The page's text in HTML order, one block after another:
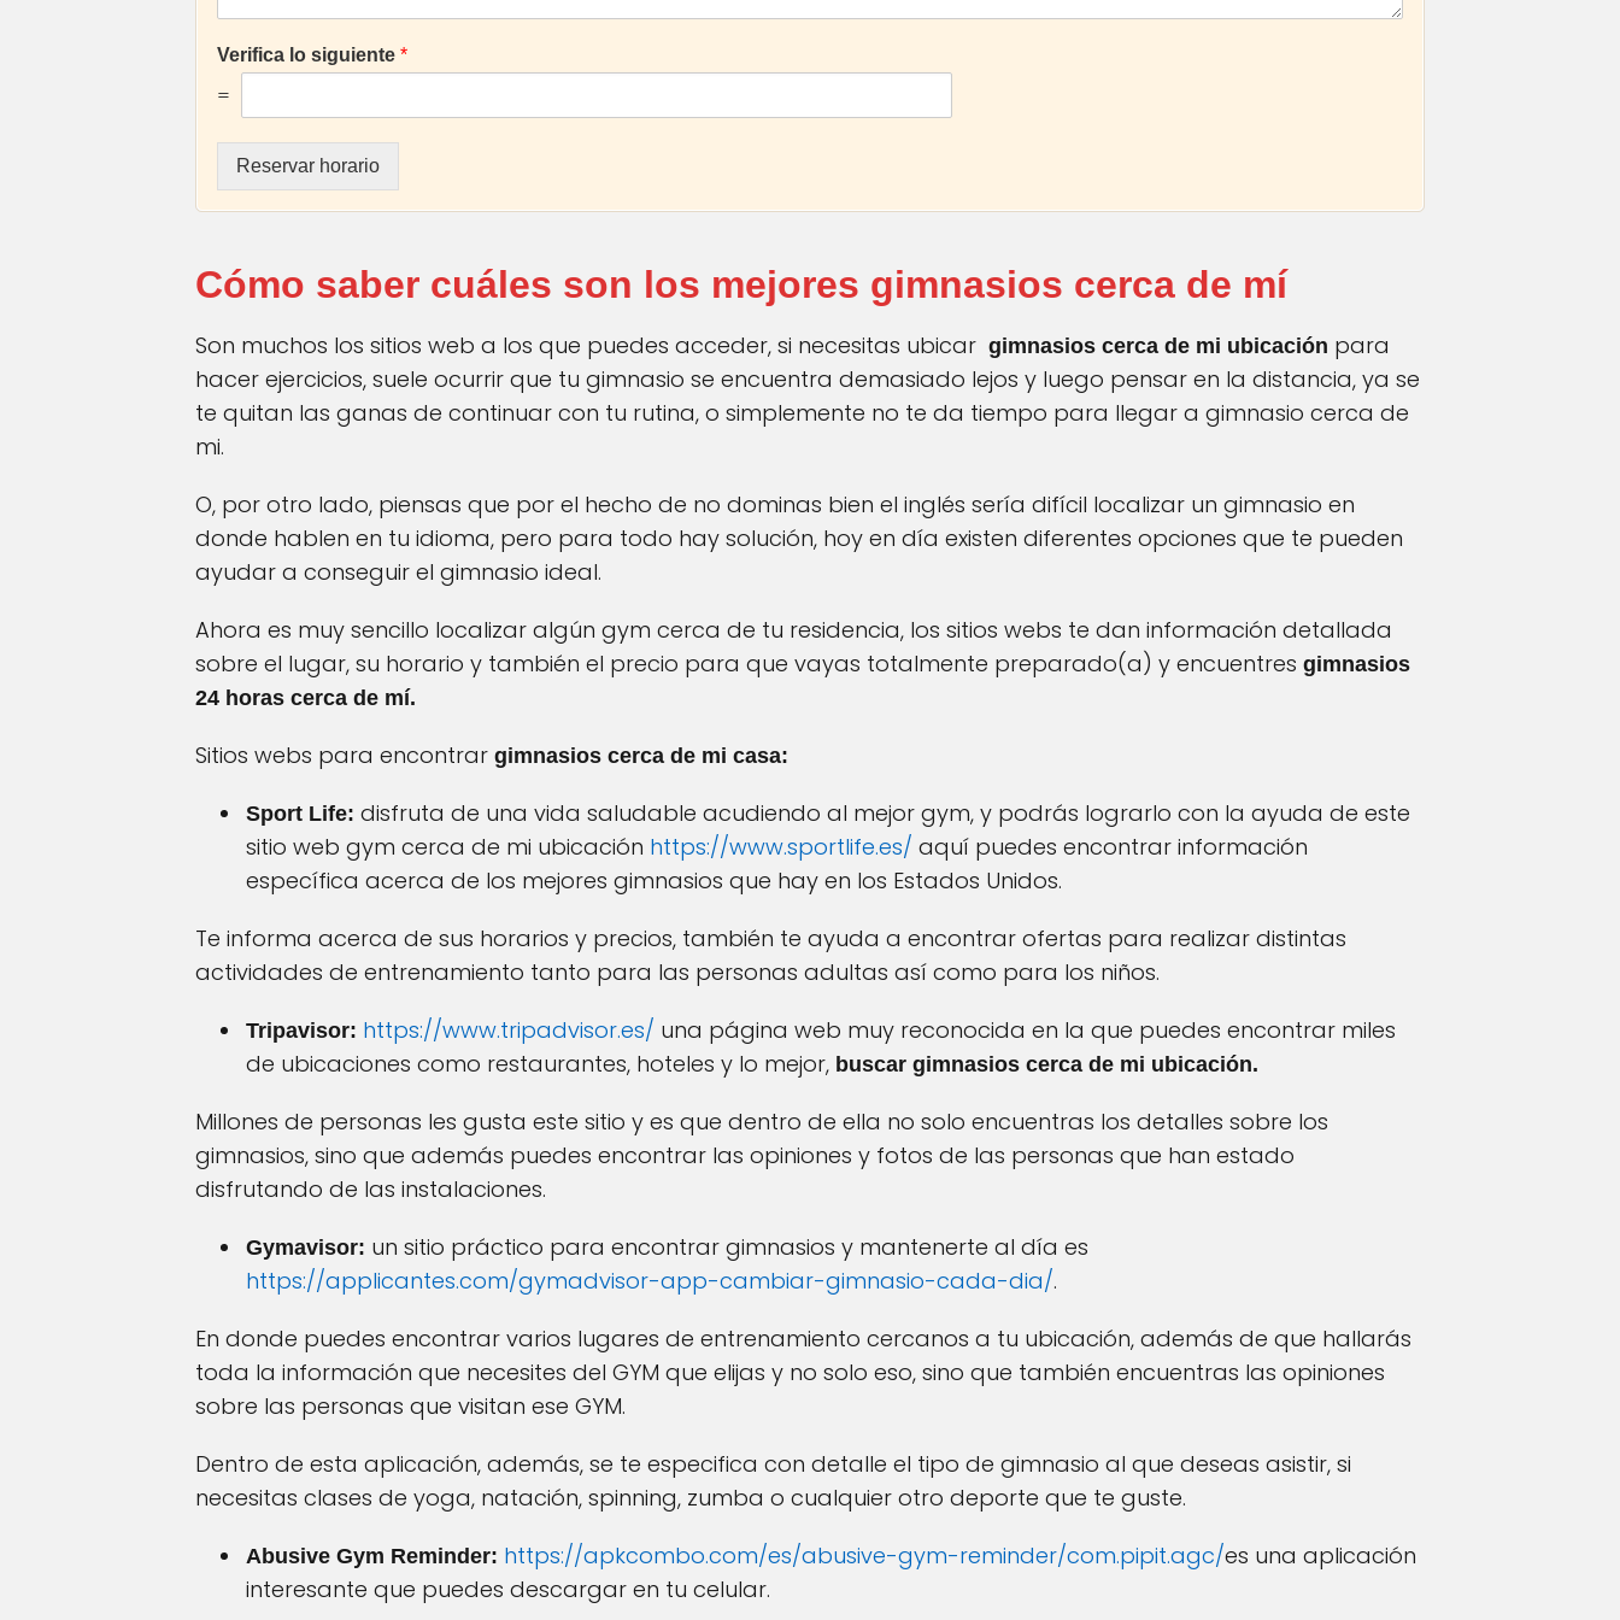
Verifica lo siguiente *
=
Reservar horario
Cómo saber cuáles son los mejores gimnasios cerca de mí
Son muchos los sitios web a los que puedes acceder, si necesitas ubicar gimnasios cerca de mi ubicación para
hacer ejercicios, suele ocurrir que tu gimnasio se encuentra demasiado lejos y luego pensar en la distancia, ya se
te quitan las ganas de continuar con tu rutina, o simplemente no te da tiempo para llegar a gimnasio cerca de
mi.
O, por otro lado, piensas que por el hecho de no dominas bien el inglés sería difícil localizar un gimnasio en
donde hablen en tu idioma, pero para todo hay solución, hoy en día existen diferentes opciones que te pueden
ayudar a conseguir el gimnasio ideal.
Ahora es muy sencillo localizar algún gym cerca de tu residencia, los sitios webs te dan información detallada
sobre el lugar, su horario y también el precio para que vayas totalmente preparado(a) y encuentres gimnasios
24 horas cerca de mí.
Sitios webs para encontrar gimnasios cerca de mi casa:
Sport Life: disfruta de una vida saludable acudiendo al mejor gym, y podrás lograrlo con la ayuda de este
sitio web gym cerca de mi ubicación https://www.sportlife.es/ aquí puedes encontrar información
específica acerca de los mejores gimnasios que hay en los Estados Unidos.
Te informa acerca de sus horarios y precios, también te ayuda a encontrar ofertas para realizar distintas
actividades de entrenamiento tanto para las personas adultas así como para los niños.
Tripavisor: https://www.tripadvisor.es/ una página web muy reconocida en la que puedes encontrar miles
de ubicaciones como restaurantes, hoteles y lo mejor, buscar gimnasios cerca de mi ubicación.
Millones de personas les gusta este sitio y es que dentro de ella no solo encuentras los detalles sobre los
gimnasios, sino que además puedes encontrar las opiniones y fotos de las personas que han estado
disfrutando de las instalaciones.
Gymavisor: un sitio práctico para encontrar gimnasios y mantenerte al día es
https://applicantes.com/gymadvisor-app-cambiar-gimnasio-cada-dia/.
En donde puedes encontrar varios lugares de entrenamiento cercanos a tu ubicación, además de que hallarás
toda la información que necesites del GYM que elijas y no solo eso, sino que también encuentras las opiniones
sobre las personas que visitan ese GYM.
Dentro de esta aplicación, además, se te especifica con detalle el tipo de gimnasio al que deseas asistir, si
necesitas clases de yoga, natación, spinning, zumba o cualquier otro deporte que te guste.
Abusive Gym Reminder: https://apkcombo.com/es/abusive-gym-reminder/com.pipit.agc/es una aplicación
interesante que puedes descargar en tu celular.